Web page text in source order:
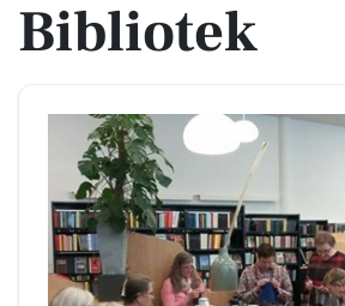
Bibliotek